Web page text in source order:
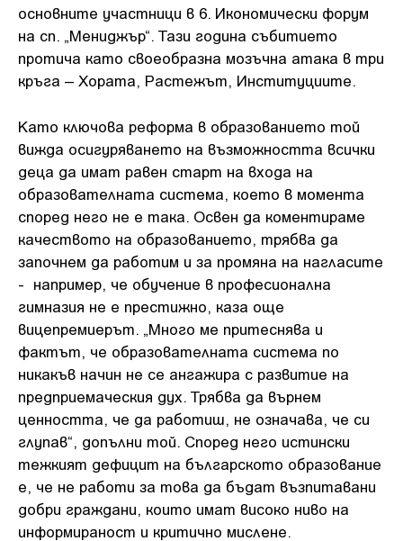
основните участници в 6. Икономически форум
на сп. „Мениджър“. Тази година събитието
протича като своеобразна мозъчна атака в три
кръга – Хората, Растежът, Институциите.
Като ключова реформа в образованието той
вижда осигуряването на възможността всички
деца да имат равен старт на входа на
образователната система, което в момента
според него не е така. Освен да коментираме
качеството на образованието, трябва да
започнем да работим и за промяна на нагласите
- например, че обучение в професионална
гимназия не е престижно, каза още
вицепремиерът. „Много ме притеснява и
фактът, че образователната система по
никакъв начин не се ангажира с развитие на
предприемаческия дух. Трябва да върнем
ценността, че да работиш, не означава, че си
глупав“, допълни той. Според него истински
тежкият дефицит на българското образование
е, че не работи за това да бъдат възпитавани
добри граждани, които имат високо ниво на
информираност и критично мислене.